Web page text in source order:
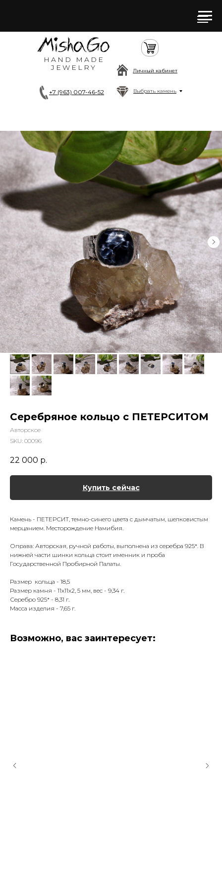
HAND MADE
JEWELRY
+7 (963) 007-46-52 Выбрать камень
Личный кабинет
Серебряное кольцо с ПЕТЕРСИТОМ
Авторское
SKU: 00096
22 000 р.
Купить сейчас
Камень - ПЕТЕРСИТ, темно-синего цвета с дымчатым, шелковистым
мерцанием. Месторождение Намибия.
Оправа: Авторская, ручной работы, выполнена из серебра 925*. В
нижней части шинки кольца стоит именник и проба
Государственной Пробирной Палаты.
Размер кольца - 18,5
Размер камня - 11х11х2, 5 мм, вес - 9,34 г.
Серебро 925* - 8,31 г.
Масса изделия - 7,65 г.
Возможно, вас заинтересует: